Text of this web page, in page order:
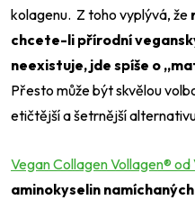
kolagenu. Z toho vyplývá, že
chcete-li přírodní
neexistuje, jde spíše o
Přesto může být skvělou
etičtější a šetrnější
Vegan Collagen Vollagen®
aminokyselin